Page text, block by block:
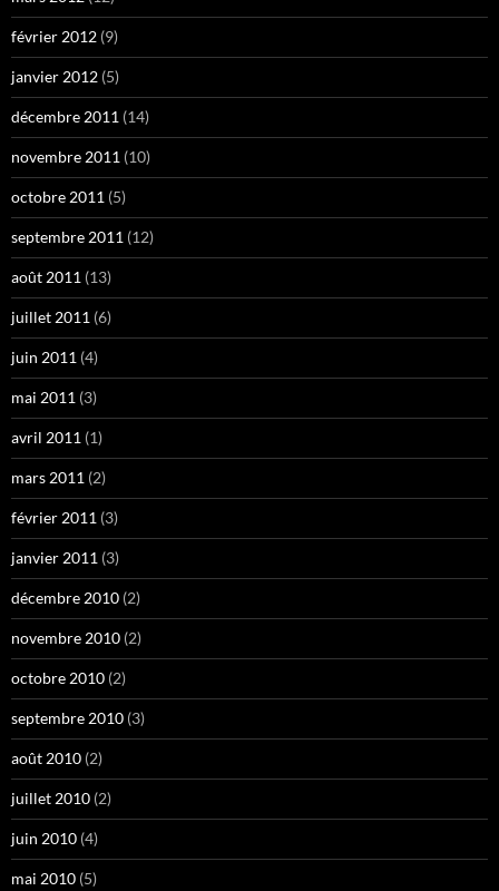
février 2012 (9)
janvier 2012 (5)
décembre 2011 (14)
novembre 2011 (10)
octobre 2011 (5)
septembre 2011 (12)
août 2011 (13)
juillet 2011 (6)
juin 2011 (4)
mai 2011 (3)
avril 2011 (1)
mars 2011 (2)
février 2011 (3)
janvier 2011 (3)
décembre 2010 (2)
novembre 2010 (2)
octobre 2010 (2)
septembre 2010 (3)
août 2010 (2)
juillet 2010 (2)
juin 2010 (4)
mai 2010 (5)